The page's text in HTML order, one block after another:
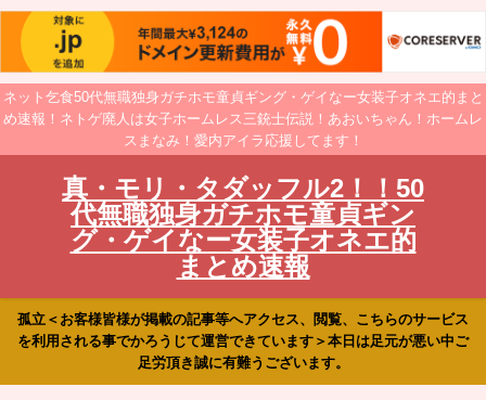
ネット乞食50代無職独身ガチホモ童貞ギング・ゲイなー女装子オネエ的まと
め速報！ネトゲ廃人は女子ホームレス三銃士伝説！あおいちゃん！ホームレ
スまなみ！愛内アイラ応援してます！
真・モリ・タダッフル2！！50
代無職独身ガチホモ童貞ギン
グ・ゲイなー女装子オネエ的
まとめ速報
孤立＜お客様皆様が掲載の記事等へアクセス、閲覧、こちらのサービス
を利用される事でかろうじて運営できています＞本日は足元が悪い中ご
足労頂き誠に有難うございます。